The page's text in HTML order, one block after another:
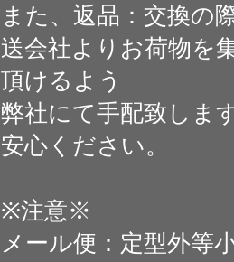
また、返品：交換の
送会社よりお荷物を
頂けるよう
弊社にて手配致しま
安心ください。
※注意※
メール便：定型外等